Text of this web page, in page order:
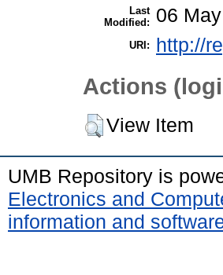
Last
Modified:
06
URI: http://
Actions
View Item
UMB Repository is
Electronics and
information and